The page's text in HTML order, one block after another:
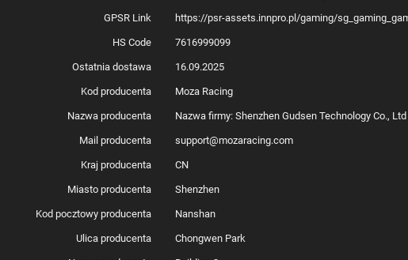
GPSR Link https://psr-assets.innpro.pl/gaming/
HS Code 7616999099
Ostatnia dostawa 16.09.2025
Kod producenta Moza Racing
Nazwa producenta Nazwa firmy: Shenzhen Gudsen Technology Co., Ltd
Mail producenta support@mozaracing.com
Kraj producenta CN
Miasto producenta Shenzhen
Kod pocztowy producenta Nanshan
Ulica producenta Chongwen Park